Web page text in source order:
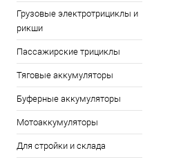
Грузовые электротрициклы и
рикши
Пассажирские трициклы
Тяговые аккумуляторы
Буферные аккумуляторы
Мотоаккумуляторы
Для стройки и склада